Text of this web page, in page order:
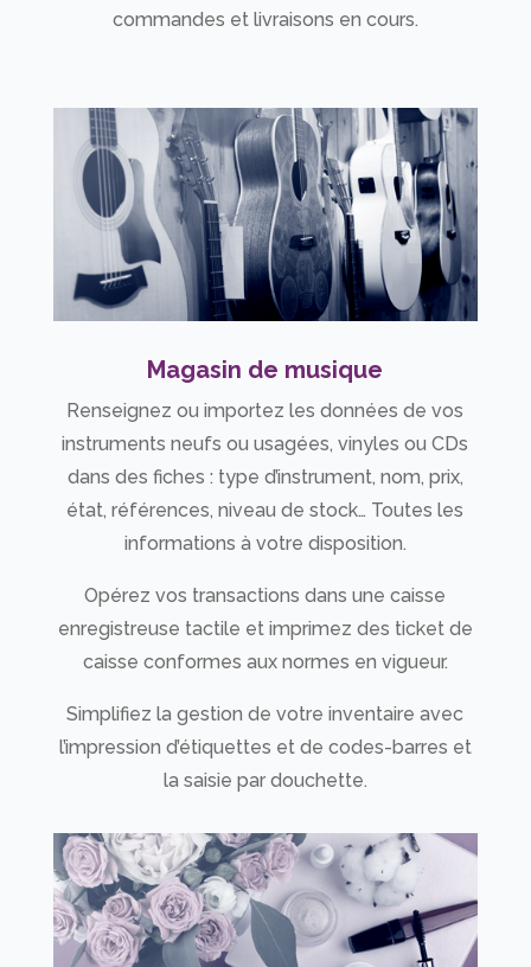
commandes et livraisons en cours.
Magasin de musique
Renseignez ou importez les données de vos
instruments neufs ou usagées, vinyles ou CDs
dans des fiches : type d’instrument, nom, prix,
état, références, niveau de stock… Toutes les
informations à votre disposition.
Opérez vos transactions dans une caisse
enregistreuse tactile et imprimez des ticket de
caisse conformes aux normes en vigueur.
Simplifiez la gestion de votre inventaire avec
l’impression d’étiquettes et de codes-barres et
la saisie par douchette.